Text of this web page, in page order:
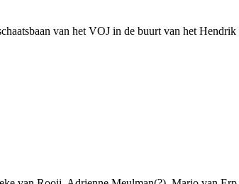
van het VOJ in de buurt van het